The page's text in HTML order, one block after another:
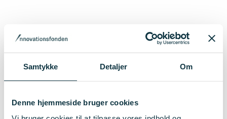
Samtykke Detaljer Om
Denne hjemmeside bruger cookies